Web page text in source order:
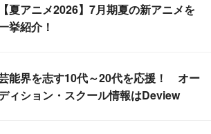
【夏アニメ2026】7月期夏の新アニメを
挙紹介！
能界を志す10代～20代を応援！ オー
ィション・スクール情報はDeview